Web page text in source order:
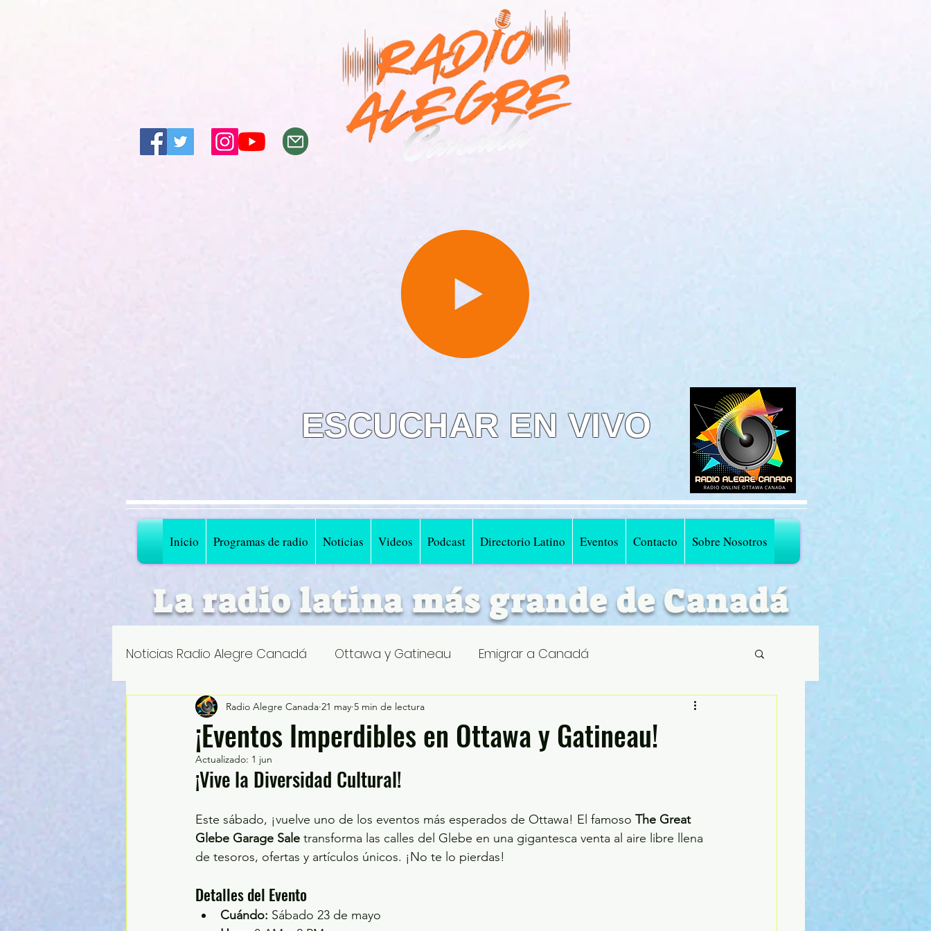
ESCUCHAR EN VIVO
Inicio Programas de radio Noticias Videos Podcast Directorio Latino Eventos Contacto Sobre Nosotros
La radio latina más grande de Canadá
Noticias Radio Alegre Canadá Ottawa y Gatineau Emigrar a Canadá
¡Eventos Imperdibles en Ottawa y Gatineau!
Radio Alegre Canada 21 may 5 min de lectura
Actualizado: 1 jun
¡Vive la Diversidad Cultural!
Este sábado, ¡vuelve uno de los eventos más esperados de Ottawa! El famoso The Great
Glebe Garage Sale transforma las calles del Glebe en una gigantesca venta al aire libre llena
de tesoros, ofertas y artículos únicos. ¡No te lo pierdas!
Detalles del Evento
Cuándo: Sábado 23 de mayo